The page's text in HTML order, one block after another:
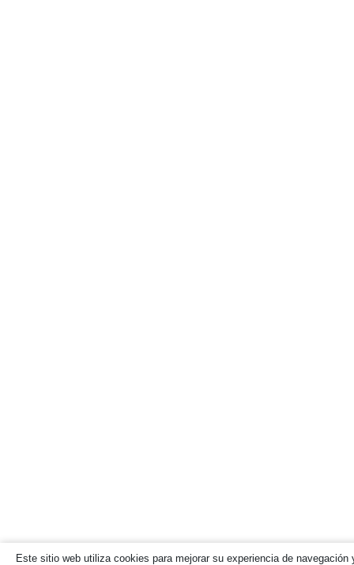
Este sitio web utiliza cookies para mejorar su experiencia de